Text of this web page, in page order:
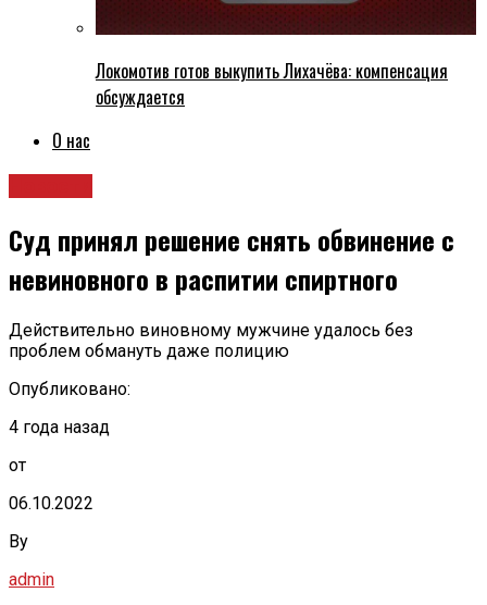
Локомотив готов выкупить Лихачёва: компенсация
обсуждается
О нас
Суд принял решение снять обвинение с
невиновного в распитии спиртного
Действительно виновному мужчине удалось без
проблем обмануть даже полицию
Опубликовано:
4 года назад
от
06.10.2022
By
admin